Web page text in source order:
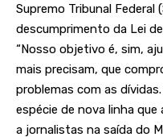
Supremo Tribunal
descumprimento da Lei
“Nosso objetivo é, sim,
mais precisam, que
problemas com as
espécie de nova linha que
a jornalistas na saída do